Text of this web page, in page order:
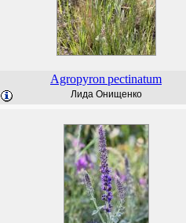
Agropyron pectinatum
Лида Онищенко